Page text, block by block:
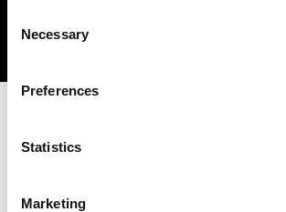
Selection
Necessary
Preferences
Statistics
Marketing